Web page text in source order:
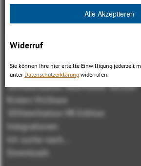
Übersicht
3DViewStation Desktop Version
3DViewStation WebViewer Version
Kisters VisShare
3DViewStation VR-Edition
Integrationen
Ich suche nach...
Downloads
Alle Akzeptieren
Widerruf
Sie können Ihre hier erteilte Einwilligung jederzeit
unter Datenschutzerklärung widerrufen.